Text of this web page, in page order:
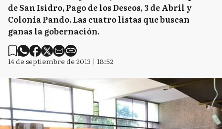
de San Isidro, Pago de los Deseos, 3 de Abril y
Colonia Pando. Las cuatro listas que buscan
ganas la gobernación.
14 de septiembre de 2013 | 18:52